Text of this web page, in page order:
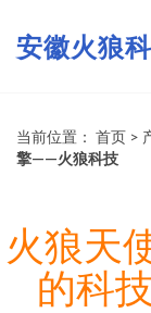
安徽火狼
当前位置： 首页 >
擎——火狼科技
火狼天
的科